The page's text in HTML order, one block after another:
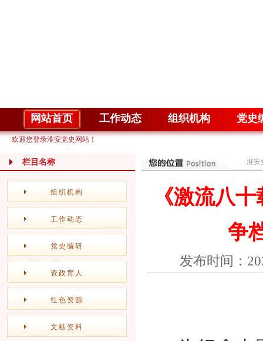
网站首页 工作动态 组织机构 党史
欢迎您登录淮安党史网站！
栏目名称
组织机构
工作动态
党史编研
资政育人
红色资源
文献资料
淮安
《激流八
争
发布时间：